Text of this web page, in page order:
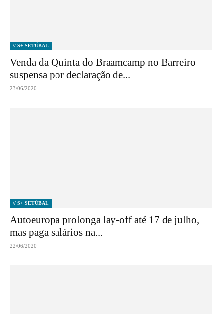
// S+ SETÚBAL
Venda da Quinta do Braamcamp no Barreiro
suspensa por declaração de...
23/06/2020
// S+ SETÚBAL
Autoeuropa prolonga lay-off até 17 de julho,
mas paga salários na...
22/06/2020